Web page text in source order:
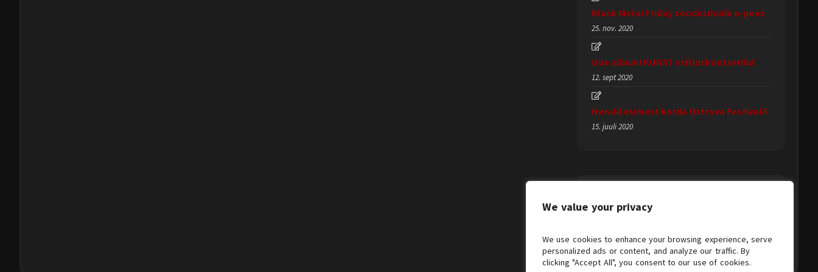
We value your privacy
We use cookies to enhance your browsing experience, serve
personalized ads or content, and analyze our traffic. By
clicking "Accept All", you consent to our use of cookies.
Black Metal Friday soodusmüük e-poes
25. nov. 2020
Uue albumi KURAT esitluskontserdid
12. sept 2020
Herald esimest korda Ostrova Festivalil
15. juuli 2020